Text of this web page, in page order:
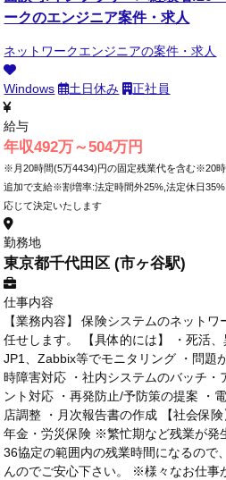
ークのエンジニア案件・求人
ネットワークエンジニアの案件・求人
Windows 土日休み 正社員
給与
年収492万～504万円
※月20時間(5万4434)円の固定残業代を含む※20
追加で支給※割増率:法定時間外25%,法定休日
応じて決定いたします
勤務地
東京都千代田区 (市ヶ谷駅)
仕事内容
【業務内容】 保険システムのネット
任せします。 【具体的には】 ・死活
JP1、Zabbix等でモニタリング ・問題
時障害対応 ・社内システムのバッチ
ント対応 ・再発防止/予防策の提案 ・
店調整 ・月次報告書の作成 【社会保
年金・労災保険 ※繁忙期など残業が発
36協定の範囲内の残業時間になるので
んのでご安心下さい。 ※様々なお仕事